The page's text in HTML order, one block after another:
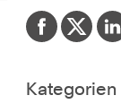
Kategorien